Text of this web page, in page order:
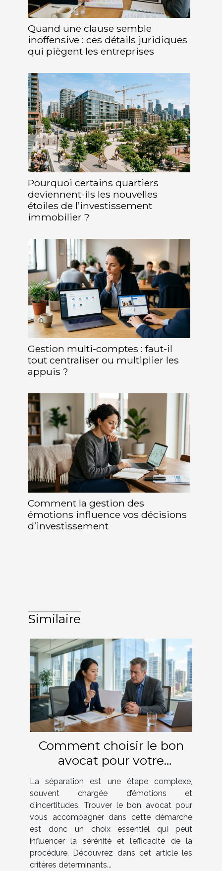
Quand une clause semble
inoffensive : ces détails juridiques
qui piègent les entreprises
Pourquoi certains quartiers
deviennent-ils les nouvelles
étoiles de l’investissement
immobilier ?
Gestion multi-comptes : faut-il
tout centraliser ou multiplier les
appuis ?
Comment la gestion des
émotions influence vos décisions
d’investissement
Similaire
Comment choisir le bon
avocat pour votre
procédure de séparation ?
La séparation est une étape complexe,
souvent chargée d’émotions et
d’incertitudes. Trouver le bon avocat pour
vous accompagner dans cette démarche
est donc un choix essentiel qui peut
influencer la sérénité et l’efficacité de la
procédure. Découvrez dans cet article les
critères déterminants...